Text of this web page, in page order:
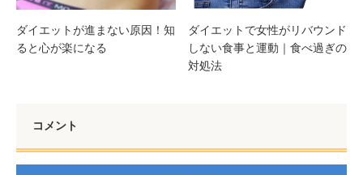
ダイエットが進まない原因！知
ると心が楽になる
ダイエットで女性がリバウンド
しない食事と運動｜食べ過ぎの
対処法
コメント